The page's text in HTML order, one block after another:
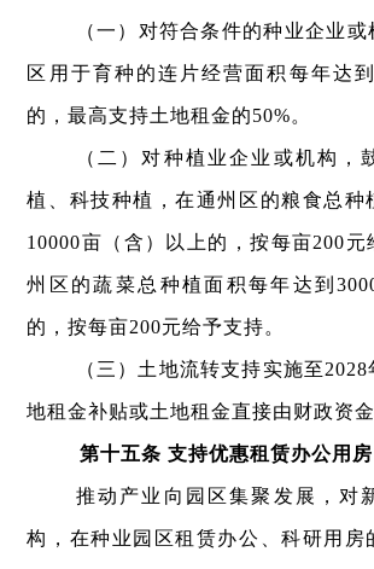
（一）对符合条件的种业企业
区用于育种的连片经营面积每年达
的，最高支持土地租金的50%。
（二）对种植业企业或机构，
植、科技种植，在通州区的粮食总种
10000亩（含）以上的，按每亩200元
州区的蔬菜总种植面积每年达到
的，按每亩200元给予支持。
（三）土地流转支持实施至
地租金补贴或土地租金直接由财政资
第十五条 支持优惠租赁办公用房
推动产业向园区集聚发展，对
构，在种业园区租赁办公、科研用房